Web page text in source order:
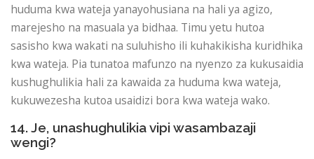
huduma kwa wateja yanayohusiana na hali ya agizo,
marejesho na masuala ya bidhaa. Timu yetu hutoa
sasisho kwa wakati na suluhisho ili kuhakikisha kuridhika
kwa wateja. Pia tunatoa mafunzo na nyenzo za kukusaidia
kushughulikia hali za kawaida za huduma kwa wateja,
kukuwezesha kutoa usaidizi bora kwa wateja wako.
14. Je, unashughulikia vipi wasambazaji
wengi?